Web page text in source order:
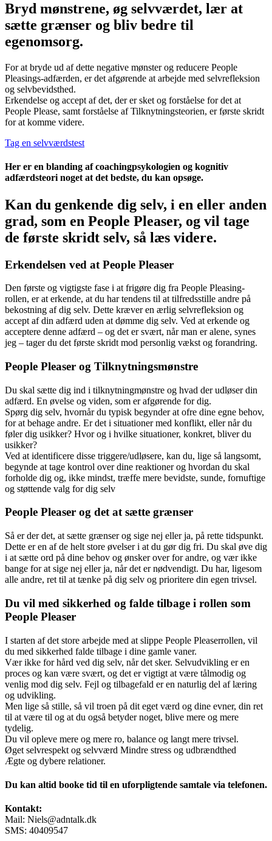
Bryd mønstrene, øg selvværdet, lær at
sætte grænser og bliv bedre til
egenomsorg.
For at bryde ud af dette negative mønster og reducere People
Pleasings-adfærden, er det afgørende at arbejde med selvrefleksion
og selvbevidsthed.
Erkendelse og accept af det, der er sket og forståelse for det at
People Please, samt forståelse af Tilknytningsteorien, er første skridt
for at komme videre.
Tag en selvværdstest
Her er en blanding af coachingpsykologien og kognitiv
adfærdsteori noget at det bedste, du kan opsøge.
Kan du genkende dig selv, i en eller anden
grad, som en People Pleaser, og vil tage
de første skridt selv, så læs videre.
Erkendelsen ved at People Pleaser
Den første og vigtigste fase i at frigøre dig fra People Pleasing-
rollen, er at erkende, at du har tendens til at tilfredsstille andre på
bekostning af dig selv. Dette kræver en ærlig selvrefleksion og
accept af din adfærd uden at dømme dig selv. Ved at erkende og
acceptere denne adfærd – og det er svært, når man er alene, synes
jeg – tager du det første skridt mod personlig vækst og forandring.
People Pleaser og Tilknytningsmønstre
Du skal sætte dig ind i tilknytningmønstre og hvad der udløser din
adfærd. En øvelse og viden, som er afgørende for dig.
Spørg dig selv, hvornår du typisk begynder at ofre dine egne behov,
for at behage andre. Er det i situationer med konflikt, eller når du
føler dig usikker? Hvor og i hvilke situationer, konkret, bliver du
usikker?
Ved at identificere disse triggere/udløsere, kan du, lige så langsomt,
begynde at tage kontrol over dine reaktioner og hvordan du skal
forholde dig og, ikke mindst, træffe mere bevidste, sunde, fornuftige
og støttende valg for dig selv
People Pleaser og det at sætte grænser
Så er der det, at sætte grænser og sige nej eller ja, på rette tidspunkt.
Dette er en af de helt store øvelser i at du gør dig fri. Du skal øve dig
i at sætte ord på dine behov og ønsker over for andre, og vær ikke
bange for at sige nej eller ja, når det er nødvendigt. Du har, ligesom
alle andre, ret til at tænke på dig selv og prioritere din egen trivsel.
Du vil med sikkerhed og falde tilbage i rollen som
People Pleaser
I starten af det store arbejde med at slippe People Pleaserrollen, vil
du med sikkerhed falde tilbage i dine gamle vaner.
Vær ikke for hård ved dig selv, når det sker. Selvudvikling er en
proces og kan være svært, og det er vigtigt at være tålmodig og
venlig mod dig selv. Fejl og tilbagefald er en naturlig del af læring
og udvikling.
Men lige så stille, så vil troen på dit eget værd og dine evner, din ret
til at være til og at du også betyder noget, blive mere og mere
tydelig.
Du vil opleve mere og mere ro, balance og langt mere trivsel.
Øget selvrespekt og selvværd Mindre stress og udbrændthed
Ægte og dybere relationer.
Du kan altid booke tid til en uforpligtende samtale via telefonen.
Kontakt:
Mail: Niels@adntalk.dk
SMS: 40409547